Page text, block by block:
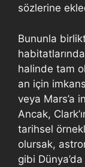
sözlerine
Bununla
halinde tam
an için
veya Mars’a
Ancak,
tarihsel
olursak,
gibi